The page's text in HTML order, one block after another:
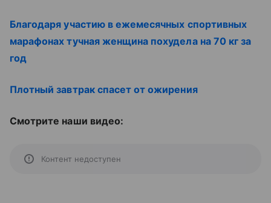
Благодаря участию в ежемесячных спортивных
марафонах тучная женщина похудела на 70 кг за
год
Плотный завтрак спасет от ожирения
Смотрите наши видео:
Контент недоступен